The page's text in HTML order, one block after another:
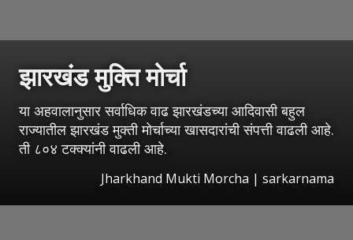
झारखंड मुक्ति मोर्चा
या अहवालानुसार सर्वाधिक वाढ झारखंडच्या आदिवासी बहुल
राज्यातील झारखंड मुक्ती मोर्चाच्या खासदारांची संपत्ती वाढली आहे.
ती ८०४ टक्क्यांनी वाढली आहे.
Jharkhand Mukti Morcha | sarkarnama